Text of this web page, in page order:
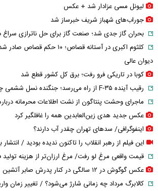
لیونل مسی عزادار شد + عکس
جوراب‌های شهباز شریف خبرساز شد
بحران گاز جدی شد؛ صنعت گاز برای حل ناترازی
کلثوم اکبری در آستانه قصاص؛ ۱۰
دیوان عالی
کوبا در تاریکی فرو رفت؛ برق کل کشور قطع شد
رقیب آینده F-۳۵ از راه می‌رسد؛ جنگنده نسل ششمی چه مشخصاتی دارد؟
ماجرای وحشت پنتاگون از نشت اطلاعات محرمانه
عکس جدید هدی زین‌العابدین همه را غافلگیر کرد
اینفوگرافی/ سدهای تهران چقدر آب دارند؟
این فیلم از رهبر انقلاب را تاکنون ندیده بودید /
قیمت واقعی مرغ لو رفت/ مرغ ارزان‌تر از هزینه
عکس گوگوش در ۱۲ سالگی در کنار پدرش صابر آتشین
کالابرگ مرداد چه زمانی شارژ می‌شود؟ / تغییر زمان